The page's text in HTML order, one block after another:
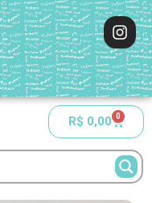
R$ 0,00 0